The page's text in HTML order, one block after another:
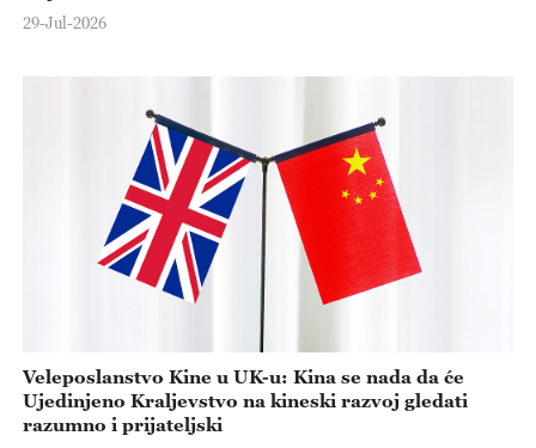
29-Jul-2026
Veleposlanstvo Kine u UK-u: Kina se nada da će
Ujedinjeno Kraljevstvo na kineski razvoj gledati
razumno i prijateljski